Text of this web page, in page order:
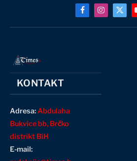
FacebookInstagram
X
KONTAKT
Adresa:Abdulaha
Bukvice bb, Brčko
distrikt BiH
E-mail: